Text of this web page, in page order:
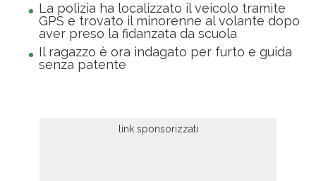
La polizia ha localizzato il veicolo tramite
GPS e trovato il minorenne al volante dopo
aver preso la fidanzata da scuola
Il ragazzo è ora indagato per furto e guida
senza patente